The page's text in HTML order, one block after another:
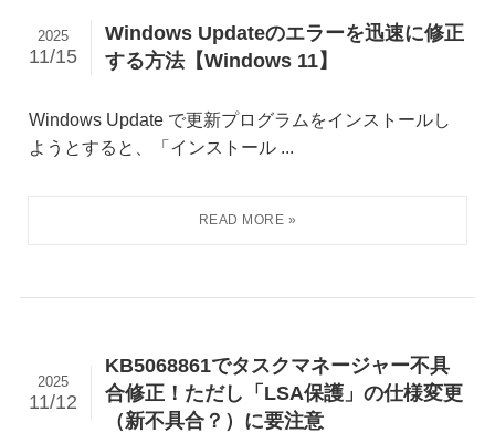
Windows Updateのエラーを迅速に修正
する方法【Windows 11】
2025
11/15
Windows Update で更新プログラムをインストールし
ようとすると、「インストール ...
KB5068861でタスクマネージャー不具
合修正！ただし「LSA保護」の仕様変更
（新不具合？）に要注意
2025
11/12